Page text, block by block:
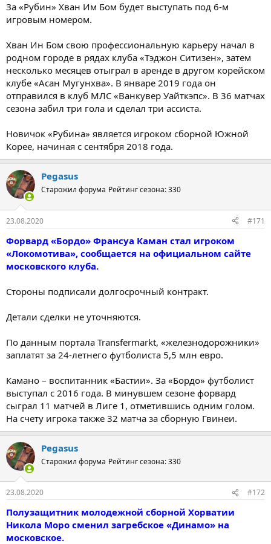
За «Рубин» Хван Им Бом будет выступать под 6-м
игровым номером.
Хван Ин Бом свою профессиональную карьеру начал в
родном городе в рядах клуба «Тэджон Ситизен», затем
несколько месяцев отыграл в аренде в другом корейском
клубе «Асан Мугунхва». В январе 2019 года он
отправился в клуб МЛС «Ванкувер Уайткэпс». В 36 матчах
сезона забил три гола и сделал три ассиста.
Новичок «Рубина» является игроком сборной Южной
Корее, начиная с сентября 2018 года.
Pegasus
Старожил форума Рейтинг сезона: 330
23.08.2020 #171
Форвард «Бордо» Франсуа Каман стал игроком
«Локомотива», сообщается на официальном сайте
московского клуба.
Стороны подписали долгосрочный контракт.
Детали сделки не уточняются.
По данным портала Transfermarkt, «железнодорожники»
заплатят за 24-летнего футболиста 5,5 млн евро.
Камано – воспитанник «Бастии». За «Бордо» футболист
выступал с 2016 года. В минувшем сезоне форвард
сыграл 11 матчей в Лиге 1, отметившись одним голом.
На счету игрока также 32 матча за сборную Гвинеи.
Pegasus
Старожил форума Рейтинг сезона: 330
23.08.2020 #172
Полузащитник молодежной сборной Хорватии
Никола Моро сменил загребское «Динамо» на
московское.